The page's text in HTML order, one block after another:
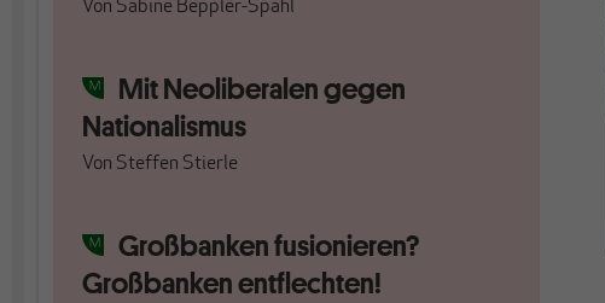
Von Sabine Beppler-Spahl
Mit Neoliberalen gegen
Nationalismus
Von Steffen Stierle
Großbanken fusionieren?
Großbanken entflechten!